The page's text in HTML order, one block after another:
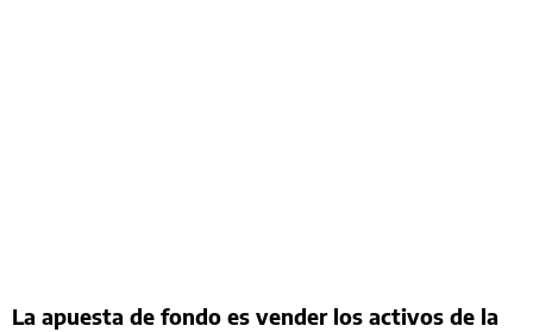
La apuesta de fondo es vender los activos de la